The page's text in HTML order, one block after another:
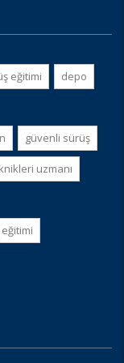
eğitimi depo
güvenli sürüş
uzmanı